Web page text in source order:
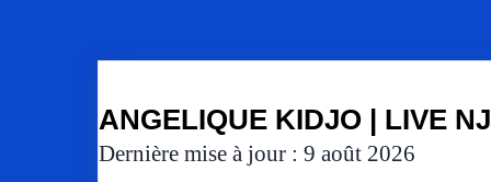
ANGELIQUE KIDJO | LIVE
Dernière mise à jour : 9 août 2026